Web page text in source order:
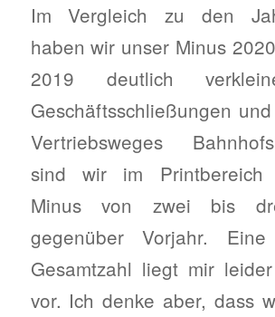
Im Vergleich zu den
haben wir unser Minus
2019 deutlich
Geschäftsschließungen
Vertriebsweges
sind wir im
Minus von zwei bis
gegenüber Vorjahr. Eine
Gesamtzahl liegt mir
vor. Ich denke aber, dass